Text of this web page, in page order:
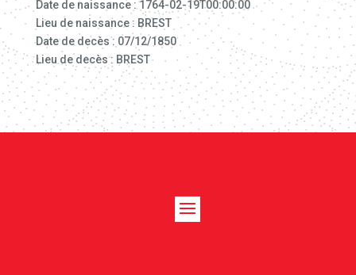
Date de naissance : 1764-02-19T00:00:00
Lieu de naissance : BREST
Date de decès : 07/12/1850
Lieu de decès : BREST